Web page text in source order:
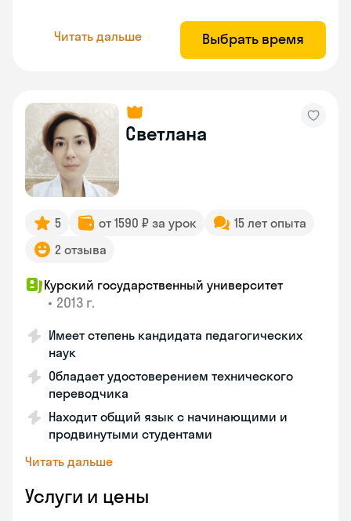
Читать дальше Выбрать время
Светлана
5 от 1590 ₽ за урок
15 лет опыта
2 отзыва
Курский государственный университет
• 2013 г.
Имеет степень кандидата педагогических
наук
Обладает удостоверением технического
переводчика
Находит общий язык с начинающими и
продвинутыми студентами
Читать дальше
Услуги и цены